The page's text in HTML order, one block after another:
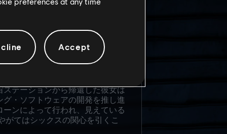
幼少期から空への興味を掻き立
の影響で網膜に損傷のある彼女
なコンタクトレンズの開発に取
テーションから帰還した彼女は
・ソフトウェアの開発を推し進
ンによって行われ、見えている
がてはシックスの関心を引くこ
Accept